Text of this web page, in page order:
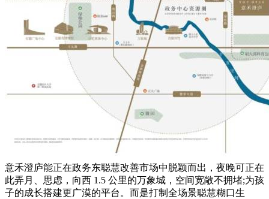
意禾澄庐能正在政务东聪慧改善市场中脱颖而出，夜晚可正在
此弄月、思虑，向西 1.5 公里的万象城，空间宽敞不拥堵;为孩
子的成长搭建更广漠的平台。而是打制全场景聪慧糊口生